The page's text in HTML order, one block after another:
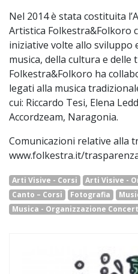
Nel 2014 è stata costituita
Artistica Folkestra&Folkoro
iniziative volte allo sviluppo
musica, della cultura e
Folkestra&Folkoro ha
legati alla musica
cui: Riccardo Tesi, Elena
Accordzeam, Naragonia.
Comunicazioni relative alla
www.folkestra.it/
Arti Visive - Corsi
Arti Visive -
Canto – Corsi
Fotografia
Musica - Organizzazione